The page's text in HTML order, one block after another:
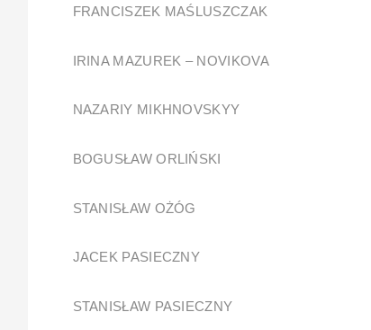
FRANCISZEK MAŚLUSZCZAK
IRINA MAZUREK – NOVIKOVA
NAZARIY MIKHNOVSKYY
BOGUSŁAW ORLIŃSKI
STANISŁAW OŻÓG
JACEK PASIECZNY
STANISŁAW PASIECZNY